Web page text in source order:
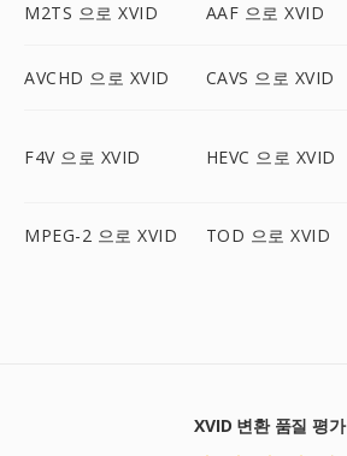
M2TS 으로 XVID AAF 으로 XVID
AVCHD 으로 XVID CAVS 으로 XVID
F4V 으로 XVID HEVC 으로 XVID
MPEG-2 으로 XVID TOD 으로 XVID
XVID 변환 품질 평가